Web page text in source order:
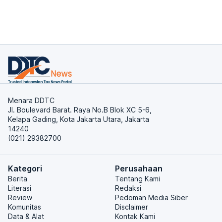
Menara DDTC
Jl. Boulevard Barat. Raya No.B Blok XC 5-6,
Kelapa Gading, Kota Jakarta Utara, Jakarta
14240
(021) 29382700
Kategori
Berita
Literasi
Review
Komunitas
Data & Alat
Perusahaan
Tentang Kami
Redaksi
Pedoman Media Siber
Disclaimer
Kontak Kami